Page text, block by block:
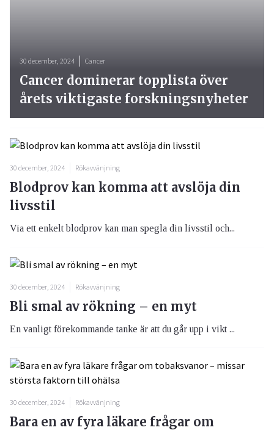
30 december, 2024 Cancer
Cancer dominerar topplista över
årets viktigaste forskningsnyheter
30 december, 2024 Rökavvänjning
Blodprov kan komma att avslöja din
livsstil
Via ett enkelt blodprov kan man spegla din livsstil och...
30 december, 2024 Rökavvänjning
Bli smal av rökning – en myt
En vanligt förekommande tanke är att du går upp i vikt ...
30 december, 2024 Rökavvänjning
Bara en av fyra läkare frågar om